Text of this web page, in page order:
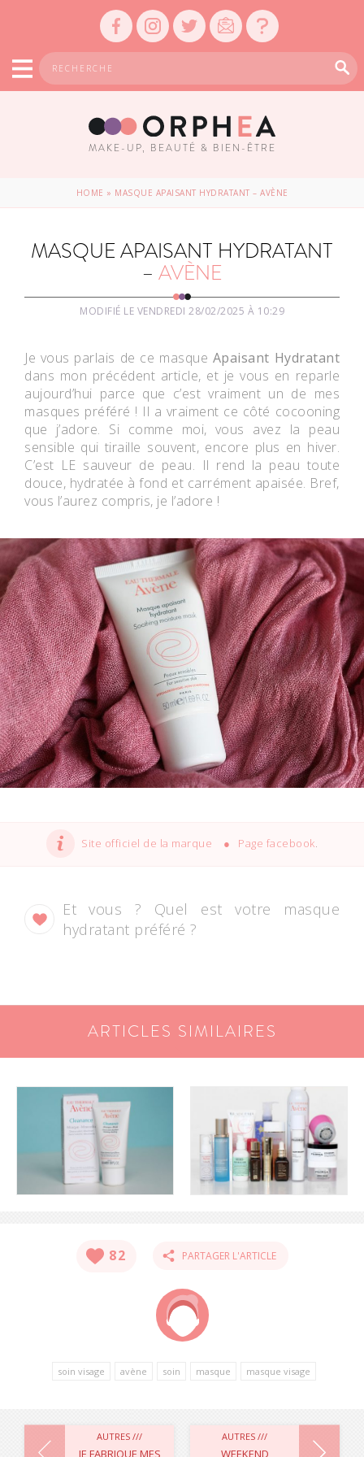
MAKE-UP, BEAUTÉ & BIEN-ÊTRE
HOME » MASQUE APAISANT HYDRATANT – AVÈNE
MASQUE APAISANT HYDRATANT
– AVÈNE
MODIFIÉ LE VENDREDI 28/02/2025 À 10:29
Je vous parlais de ce masque Apaisant Hydratant
dans mon précédent article, et je vous en reparle
aujourd’hui parce que c’est vraiment un de mes
masques préféré ! Il a vraiment ce côté cocooning
que j’adore. Si comme moi, vous avez la peau
sensible qui tiraille souvent, encore plus en hiver.
C’est LE sauveur de peau. Il rend la peau toute
douce, hydratée à fond et carrément apaisée. Bref,
vous l’aurez compris, je l’adore !
Site officiel de la marque Page facebook.
Et vous ? Quel est votre masque
hydratant préféré ?
ARTICLES SIMILAIRES
82 PARTAGER L'ARTICLE
soin visage avène soin masque masque visage
NAVIGATION
AUTRES ///
WEEKEND
AUTRES ///
JE FABRIQUE MES